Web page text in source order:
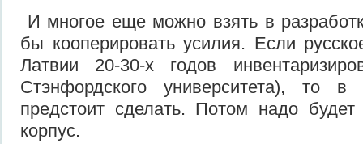
И многое еще можно взять в
бы кооперировать усилия. Если
Латвии 20-30-х годов
Стэнфордского университета), то
предстоит сделать. Потом надо
корпус.